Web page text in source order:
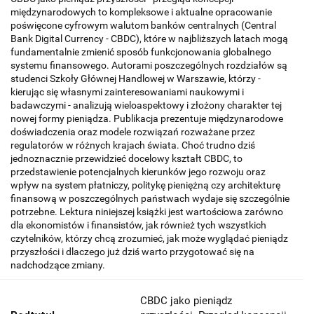
międzynarodowych to kompleksowe i aktualne opracowanie
poświęcone cyfrowym walutom banków centralnych (Central
Bank Digital Currency - CBDC), które w najbliższych latach mogą
fundamentalnie zmienić sposób funkcjonowania globalnego
systemu finansowego. Autorami poszczególnych rozdziałów są
studenci Szkoły Głównej Handlowej w Warszawie, którzy -
kierując się własnymi zainteresowaniami naukowymi i
badawczymi - analizują wieloaspektowy i złożony charakter tej
nowej formy pieniądza. Publikacja prezentuje międzynarodowe
doświadczenia oraz modele rozwiązań rozważane przez
regulatorów w różnych krajach świata. Choć trudno dziś
jednoznacznie przewidzieć docelowy kształt CBDC, to
przedstawienie potencjalnych kierunków jego rozwoju oraz
wpływ na system płatniczy, politykę pieniężną czy architekturę
finansową w poszczególnych państwach wydaje się szczególnie
potrzebne. Lektura niniejszej książki jest wartościowa zarówno
dla ekonomistów i finansistów, jak również tych wszystkich
czytelników, którzy chcą zrozumieć, jak może wyglądać pieniądz
przyszłości i dlaczego już dziś warto przygotować się na
nadchodzące zmiany.
CBDC jako pieniądz